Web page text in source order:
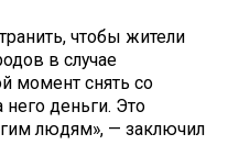
чтобы жители
в случае
момент снять со
него деньги. Это
людям», — заключил